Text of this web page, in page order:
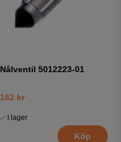
Nålventil 5012223-01
162 kr
I lager
Köp